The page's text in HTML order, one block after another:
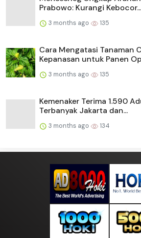
Prabowo: Kurangi Kebocor...
3 months ago 135
Cara Mengatasi Tanaman
Kepanasan untuk Panen
3 months ago 135
Kemenaker Terima 1.590
Terbanyak Jakarta dan...
3 months ago 134